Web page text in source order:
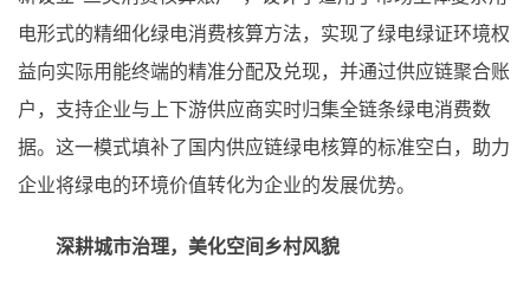
电形式的精细化绿电消费核算方法，实现了绿电绿证环境权
益向实际用能终端的精准分配及兑现，并通过供应链聚合账
户，支持企业与上下游供应商实时归集全链条绿电消费数
据。这一模式填补了国内供应链绿电核算的标准空白，助力
企业将绿电的环境价值转化为企业的发展优势。
深耕城市治理，美化空间乡村风貌